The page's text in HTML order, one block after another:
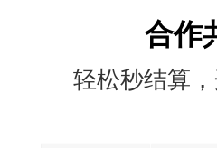
合作
轻松秒结算